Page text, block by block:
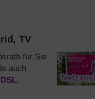
TV
für Sie
auch
,